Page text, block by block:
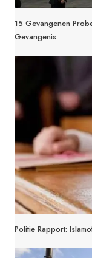
15 Gevangenen
Gevangenis
Politie Rapport: